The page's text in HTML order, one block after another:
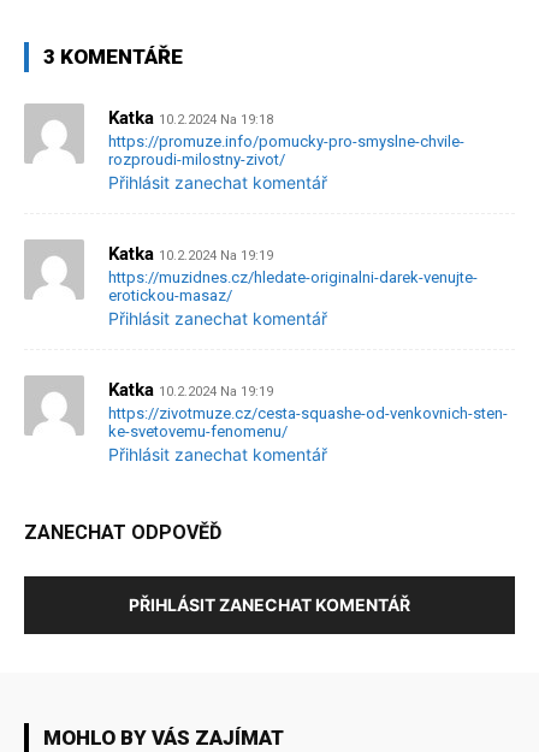
3 KOMENTÁŘE
Katka 10.2.2024 Na 19:18
https://promuze.info/pomucky-pro-smyslne-chvile-
rozproudi-milostny-zivot/
Přihlásit zanechat komentář
Katka 10.2.2024 Na 19:19
https://muzidnes.cz/hledate-originalni-darek-venujte-
erotickou-masaz/
Přihlásit zanechat komentář
Katka 10.2.2024 Na 19:19
https://zivotmuze.cz/cesta-squashe-od-venkovnich-sten-
ke-svetovemu-fenomenu/
Přihlásit zanechat komentář
ZANECHAT ODPOVĚĎ
PŘIHLÁSIT ZANECHAT KOMENTÁŘ
MOHLO BY VÁS ZAJÍMAT